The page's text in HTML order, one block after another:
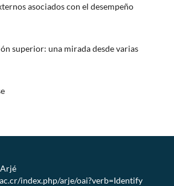
asociados con el desempeño
superior: una mirada desde varias
index.php/arje/oai?verb=Identify